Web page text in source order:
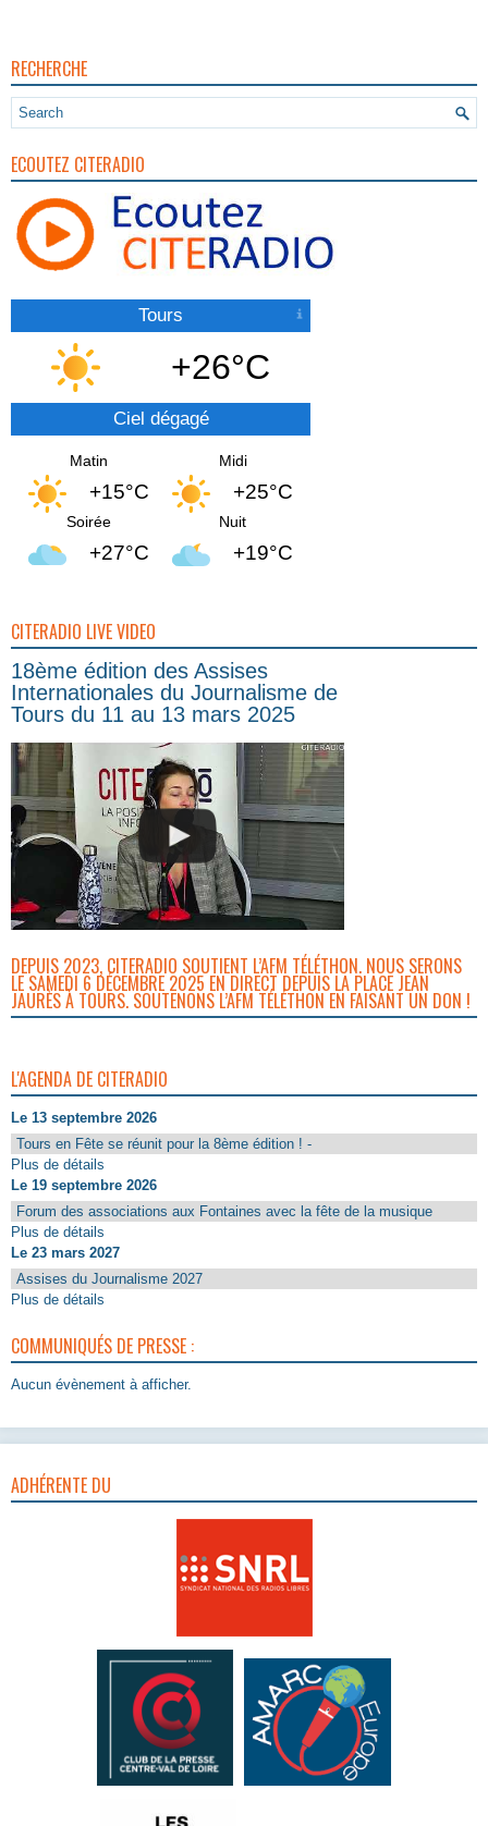
RECHERCHE
ECOUTEZ CITERADIO
Tours
+26°C
Ciel dégagé
Matin
+15°C
Midi
+25°C
Soirée
+27°C
Nuit
+19°C
CITERADIO LIVE VIDEO
18ème édition des Assises
Internationales du Journalisme de
Tours du 11 au 13 mars 2025
DEPUIS 2023, CITERADIO SOUTIENT L’AFM TÉLÉTHON. NOUS SERONS
LE SAMEDI 6 DÉCEMBRE 2025 EN DIRECT DEPUIS LA PLACE JEAN
JAURÈS À TOURS. SOUTENONS L’AFM TÉLÉTHON EN FAISANT UN DON !
L'AGENDA DE CITERADIO
Le 13 septembre 2026
Tours en Fête se réunit pour la 8ème édition ! -
Plus de détails
Le 19 septembre 2026
Forum des associations aux Fontaines avec la fête de la musique
Plus de détails
Le 23 mars 2027
Assises du Journalisme 2027
Plus de détails
COMMUNIQUÉS DE PRESSE :
Aucun évènement à afficher.
ADHÉRENTE DU